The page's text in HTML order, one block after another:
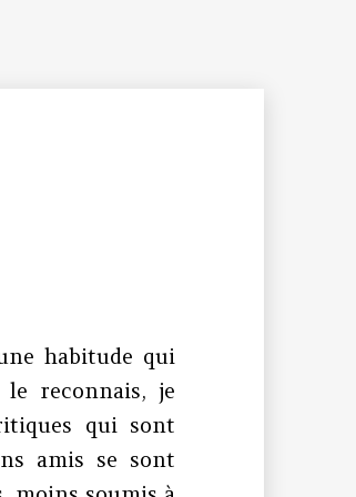
habitude qui
reconnais, je
qui sont
amis se sont